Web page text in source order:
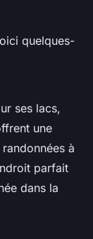
quelques-
ses lacs,
une
à
parfait
dans la